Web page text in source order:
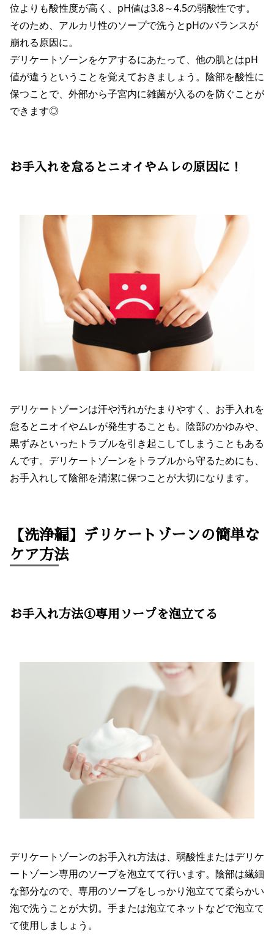
位よりも酸性度が高く、pH値は3.8～4.5の弱酸性です。
そのため、アルカリ性のソープで洗うとpHのバランスが
崩れる原因に。
デリケートゾーンをケアするにあたって、他の肌とはpH
値が違うということを覚えておきましょう。陰部を酸性に
保つことで、外部から子宮内に雑菌が入るのを防ぐことが
できます◎
お手入れを怠るとニオイやムレの原因に！
デリケートゾーンは汗や汚れがたまりやすく、お手入れを
怠るとニオイやムレが発生することも。陰部のかゆみや、
黒ずみといったトラブルを引き起こしてしまうこともある
んです。デリケートゾーンをトラブルから守るためにも、
お手入れして陰部を清潔に保つことが大切になります。
【洗浄編】デリケートゾーンの簡単な
ケア方法
お手入れ方法①専用ソープを泡立てる
デリケートゾーンのお手入れ方法は、弱酸性またはデリケ
ートゾーン専用のソープを泡立てて行います。陰部は繊細
な部分なので、専用のソープをしっかり泡立てて柔らかい
泡で洗うことが大切。手または泡立てネットなどで泡立て
て使用しましょう。